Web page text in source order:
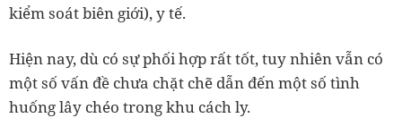
kiểm soát biên giới), y tế.
Hiện nay, dù có sự phối hợp rất tốt, tuy nhiên vẫn có
một số vấn đề chưa chặt chẽ dẫn đến một số tình
huống lây chéo trong khu cách ly.